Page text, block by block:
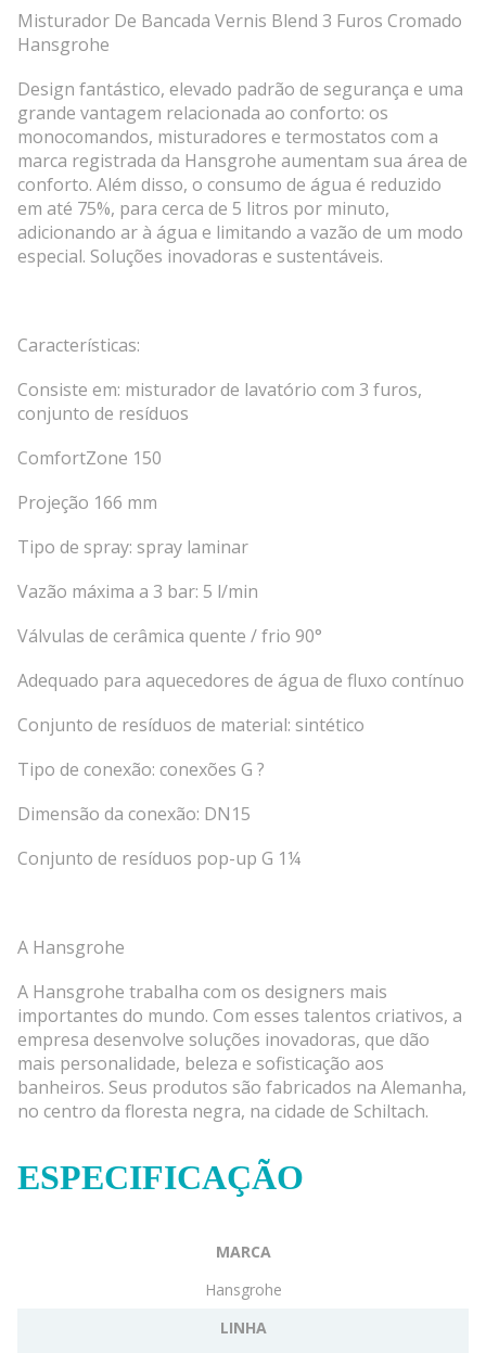
Misturador De Bancada Vernis Blend 3 Furos Cromado
Hansgrohe
Design fantástico, elevado padrão de segurança e uma
grande vantagem relacionada ao conforto: os
monocomandos, misturadores e termostatos com a
marca registrada da Hansgrohe aumentam sua área de
conforto. Além disso, o consumo de água é reduzido
em até 75%, para cerca de 5 litros por minuto,
adicionando ar à água e limitando a vazão de um modo
especial. Soluções inovadoras e sustentáveis.
Características:
Consiste em: misturador de lavatório com 3 furos,
conjunto de resíduos
ComfortZone 150
Projeção 166 mm
Tipo de spray: spray laminar
Vazão máxima a 3 bar: 5 l/min
Válvulas de cerâmica quente / frio 90°
Adequado para aquecedores de água de fluxo contínuo
Conjunto de resíduos de material: sintético
Tipo de conexão: conexões G ?
Dimensão da conexão: DN15
Conjunto de resíduos pop-up G 1¼
A Hansgrohe
A Hansgrohe trabalha com os designers mais
importantes do mundo. Com esses talentos criativos, a
empresa desenvolve soluções inovadoras, que dão
mais personalidade, beleza e sofisticação aos
banheiros. Seus produtos são fabricados na Alemanha,
no centro da floresta negra, na cidade de Schiltach.
ESPECIFICAÇÃO
MARCA
Hansgrohe
LINHA